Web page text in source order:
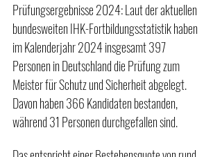
Prüfungsergebnisse 2024: Laut der aktuellen
bundesweiten IHK-Fortbildungsstatistik haben
im Kalenderjahr 2024 insgesamt 397
Personen in Deutschland die Prüfung zum
Meister für Schutz und Sicherheit abgelegt.
Davon haben 366 Kandidaten bestanden,
während 31 Personen durchgefallen sind.